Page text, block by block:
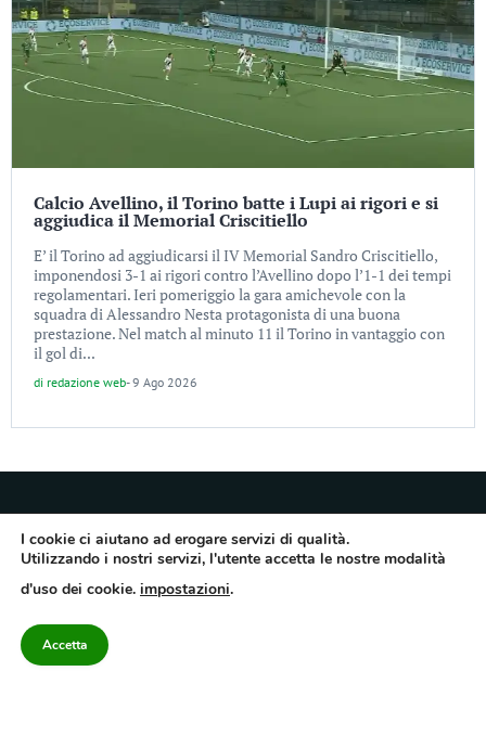
Calcio Avellino, il Torino batte i Lupi ai rigori e si
aggiudica il Memorial Criscitiello
E’ il Torino ad aggiudicarsi il IV Memorial Sandro Criscitiello,
imponendosi 3-1 ai rigori contro l’Avellino dopo l’1-1 dei tempi
regolamentari. Ieri pomeriggio la gara amichevole con la
squadra di Alessandro Nesta protagonista di una buona
prestazione. Nel match al minuto 11 il Torino in vantaggio con
il gol di...
di redazione web-9 Ago 2026
Quotidiano dell’Irpinia, a diffusione regionale. Reg. Trib. di Avellino n.7/12 del
10/9/2012. Iscritto nel Registro Operatori di Comunicazione al n.7671
Direttore responsabile Gianni Festa – Corriere srl – Via Annarumma 39/A 83100
Avellino – Cap.Soc. 20.000 € – REA 187346 – PI/CF. Reg. naz. stampa 10218/99
I cookie ci aiutano ad erogare servizi di qualità.
Utilizzando i nostri servizi, l'utente accetta le nostre modalità
d'uso dei cookie. impostazioni.
Accetta